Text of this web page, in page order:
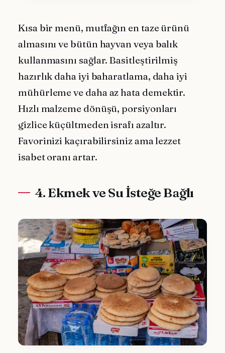
Kısa bir menü, mutfağın en taze ürünü
almasını ve bütün hayvan veya balık
kullanmasını sağlar. Basitleştirilmiş
hazırlık daha iyi baharatlama, daha iyi
mühürleme ve daha az hata demektir.
Hızlı malzeme dönüşü, porsiyonları
gizlice küçültmeden israfı azaltır.
Favorinizi kaçırabilirsiniz ama lezzet
isabet oranı artar.
4. Ekmek ve Su İsteğe Bağlı